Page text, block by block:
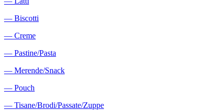
― Biscotti
― Creme
― Pastine/Pasta
― Merende/Snack
― Pouch
― Tisane/Brodi/Passate/Zuppe